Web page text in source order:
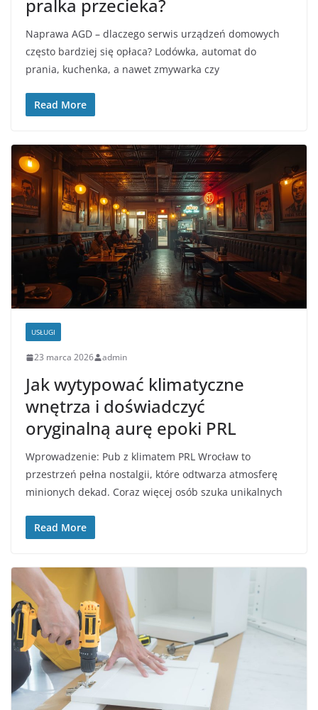
pralka przecieka?
Naprawa AGD – dlaczego serwis urządzeń domowych
często bardziej się opłaca? Lodówka, automat do
prania, kuchenka, a nawet zmywarka czy
Read More
USŁUGI
23 marca 2026 admin
Jak wytypować klimatyczne
wnętrza i doświadczyć
oryginalną aurę epoki PRL
Wprowadzenie: Pub z klimatem PRL Wrocław to
przestrzeń pełna nostalgii, które odtwarza atmosferę
minionych dekad. Coraz więcej osób szuka unikalnych
Read More